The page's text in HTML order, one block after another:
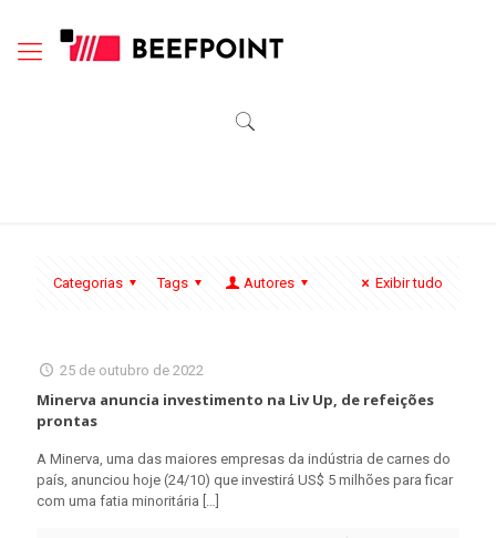
Categorias Tags Autores Exibir tudo
25 de outubro de 2022
Minerva anuncia investimento na Liv Up, de refeições
prontas
A Minerva, uma das maiores empresas da indústria de carnes do
país, anunciou hoje (24/10) que investirá US$ 5 milhões para ficar
com uma fatia minoritária […]